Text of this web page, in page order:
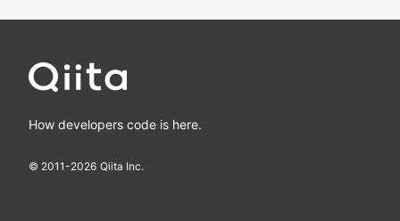
How developers code is here.
© 2011-2026 Qiita Inc.